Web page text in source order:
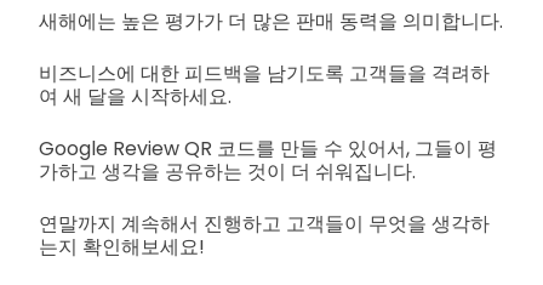
새해에는 높은 평가가 더 많은 판매 동력을 의미합니다.
비즈니스에 대한 피드백을 남기도록 고객들을 격려하
여 새 달을 시작하세요.
Google Review QR 코드를 만들 수 있어서, 그들이 평
가하고 생각을 공유하는 것이 더 쉬워집니다.
연말까지 계속해서 진행하고 고객들이 무엇을 생각하
는지 확인해보세요!